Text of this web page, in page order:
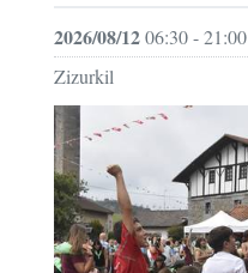
2026/08/1206:30 - 21:00
Zizurkil